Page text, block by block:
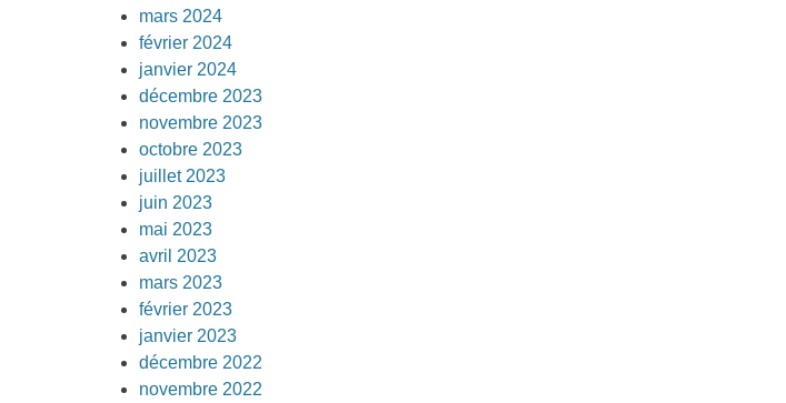
mars 2024
février 2024
janvier 2024
décembre 2023
novembre 2023
octobre 2023
juillet 2023
juin 2023
mai 2023
avril 2023
mars 2023
février 2023
janvier 2023
décembre 2022
novembre 2022